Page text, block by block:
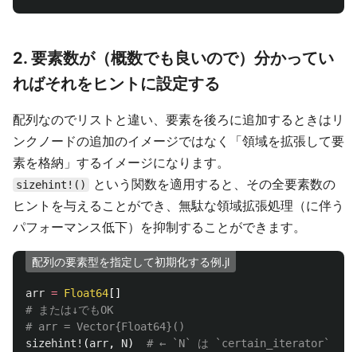
2. 要素数が（概数でも良いので）分かってい
ればそれをヒントに設定する
配列なのでリストと違い、要素を後ろに追加するときはリ
ンクノードの追加のイメージではなく「領域を拡張して要
素を格納」するイメージになります。
sizehint!()
という関数を適用すると、その全要素数の
ヒントを与えることができ、無駄な領域拡張処理（に伴う
パフォーマンス低下）を抑制することができます。
配列の要素型を指定して初期化する例.jl
arr = Float64 []
# または↓でもOK
# arr = Vector{Float64}()
sizehint! (arr, N) # ← `N` は `certain_iterator` の要素